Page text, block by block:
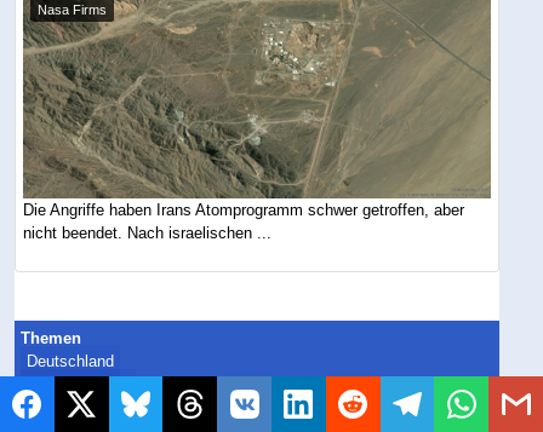
Nasa Firms
Die Angriffe haben Irans Atomprogramm schwer getroffen, aber
nicht beendet. Nach israelischen ...
Themen
Deutschland
Der Tag